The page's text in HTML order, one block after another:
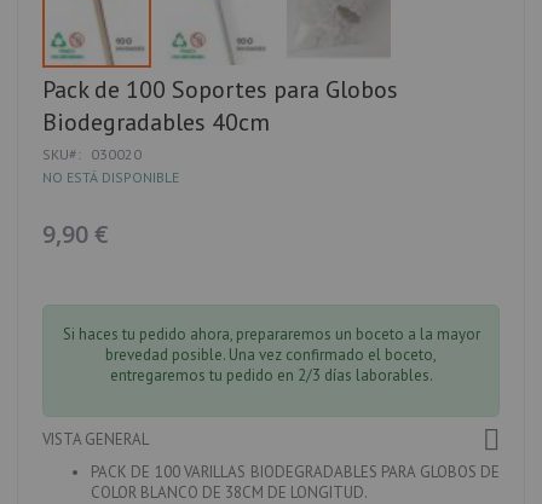
Saltar
al
comienzo
la
galería
imágenes
Pack de 100 Soportes para Globos
Biodegradables 40cm
SKU
030020
NO ESTÁ DISPONIBLE
9,90 €
Si haces tu pedido ahora, prepararemos un boceto a la mayor
brevedad posible. Una vez confirmado el boceto,
entregaremos tu pedido en 2/3 días laborables.
VISTA GENERAL
PACK DE 100 VARILLAS BIODEGRADABLES PARA GLOBOS DE
COLOR BLANCO DE 38CM DE LONGITUD.